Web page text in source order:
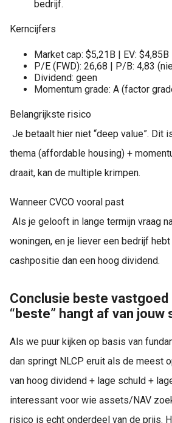
bedrijf.
Kerncijfers
Market cap: $5,21B | EV: $4,85B
P/E (FWD): 26,68 | P/B: 4,83
Dividend: geen
Momentum grade: A (factor
Belangrijkste risico
Je betaalt hier niet “deep value”. Dit
thema (affordable housing) +
draait, kan de multiple krimpen.
Wanneer CVCO vooral past
Als je gelooft in lange termijn vraag
woningen, en je liever een bedrijf
cashpositie dan een hoog dividend.
Conclusie beste vastgoed
“beste” hangt af van jouw
Als we puur kijken op basis van
dan springt NLCP eruit als de meest
van hoog dividend + lage schuld +
interessant voor wie assets/NAV
risico is echt onderdeel van de prijs.